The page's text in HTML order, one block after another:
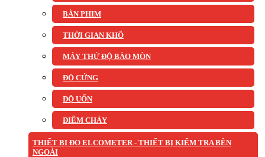
BÀN PHIM
THỜI GIAN KHÔ
MÁY THỬ ĐỘ BÀO MÒN
ĐỘ CỨNG
ĐỘ UỐN
ĐIỂM CHÁY
THIẾT BỊ ĐO ELCOMETER - THIẾT BỊ KIỂM TRA BÊN
NGOÀI